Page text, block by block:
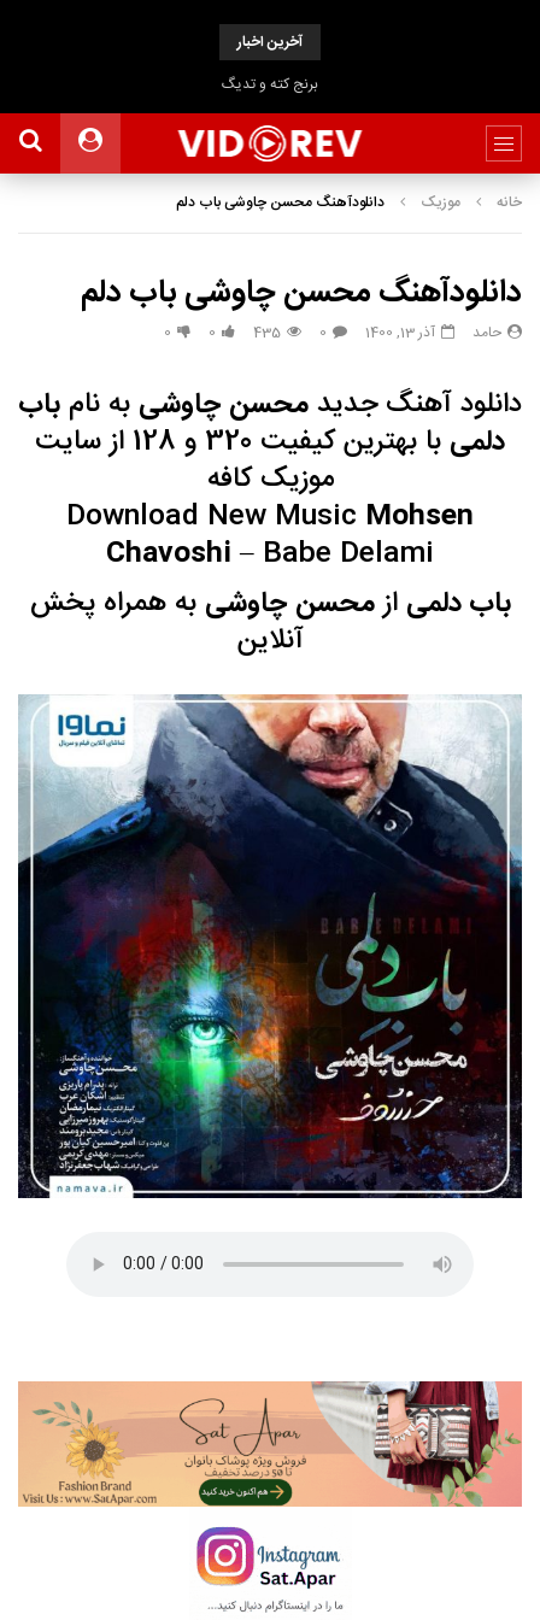
آخرین اخبار
برنج کته و تدیگ
خانه موزیک دانلودآهنگ محسن چاوشی باب دلم
دانلودآهنگ محسن چاوشی باب دلم
حامد آذر 13, 1400 0
435
0
0
دانلود آهنگ جدیدمحسن چاوشی به نام باب
دلمی
با بهترین کیفیت 320 و 128 از سایت
موزیک کافه
Download New Music Mohsen
Chavoshi– Babe Delami
باب دلمی ازمحسن چاوشی به همراه پخش
آنلاین